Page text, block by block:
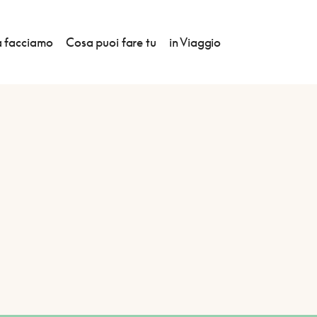
facciamo Cosa puoi fare tu in Viaggio